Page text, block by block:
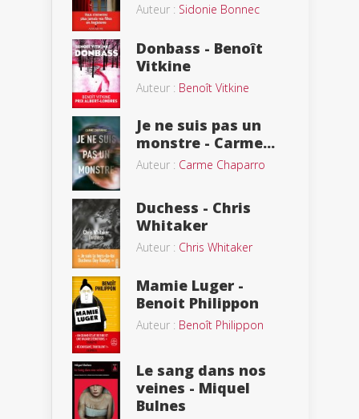
Auteur : Sidonie Bonnec
Donbass - Benoît
Vitkine
Auteur : Benoît Vitkine
Je ne suis pas un
monstre - Carme...
Auteur : Carme Chaparro
Duchess - Chris
Whitaker
Auteur : Chris Whitaker
Mamie Luger -
Benoit Philippon
Auteur : Benoît Philippon
Le sang dans nos
veines - Miquel
Bulnes